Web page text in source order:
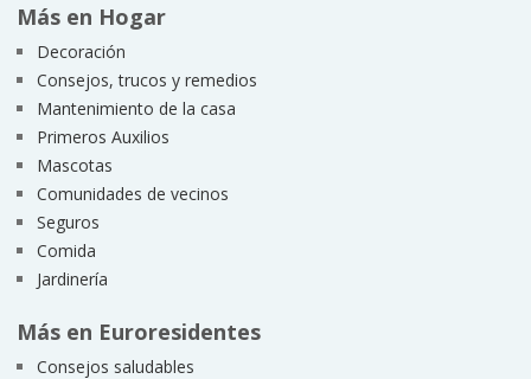
Más en Hogar
Decoración
Consejos, trucos y remedios
Mantenimiento de la casa
Primeros Auxilios
Mascotas
Comunidades de vecinos
Seguros
Comida
Jardinería
Más en Euroresidentes
Consejos saludables